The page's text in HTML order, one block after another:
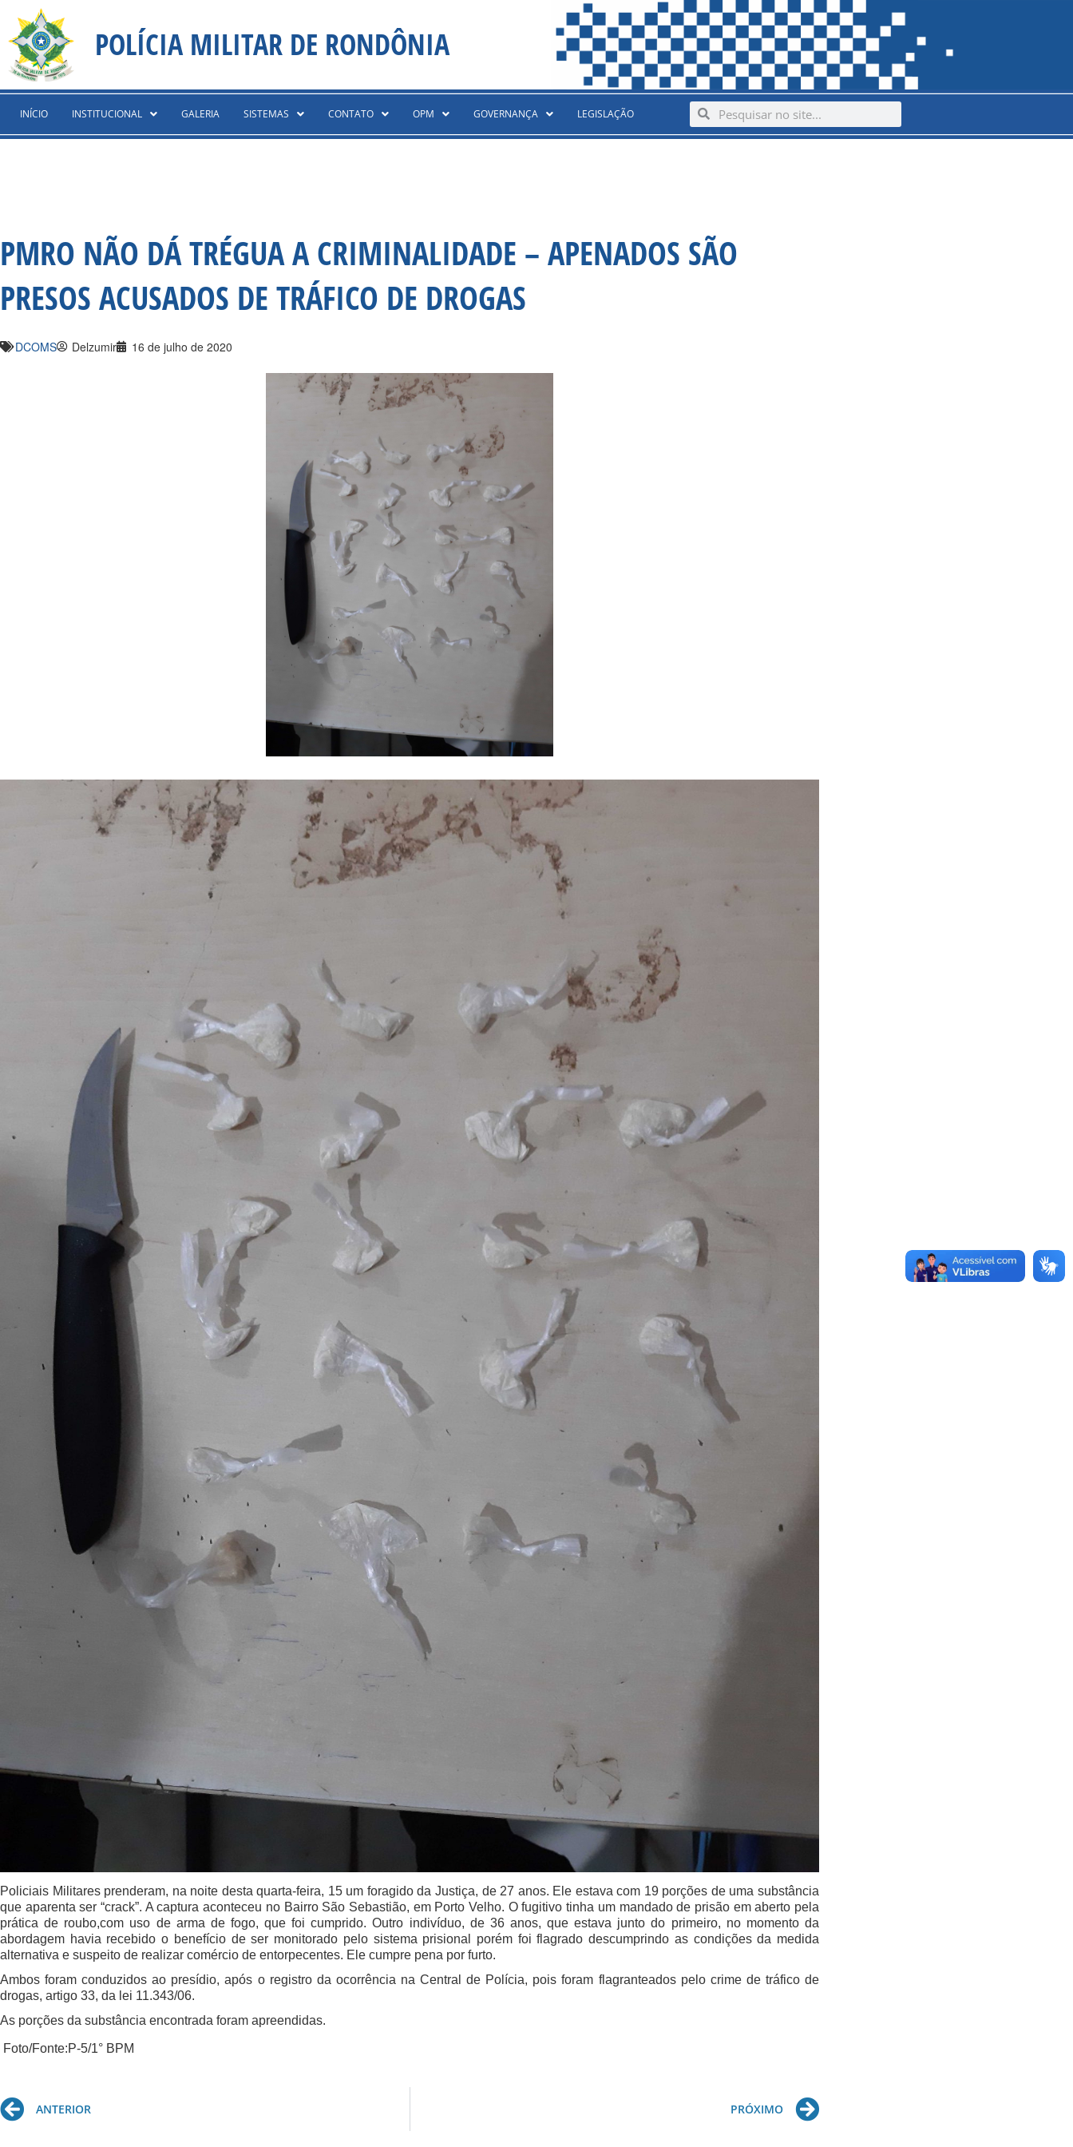
content
para
conteúdo
POLÍCIA MILITAR DE RONDÔNIA
INÍCIO INSTITUCIONAL GALERIA SISTEMAS CONTATO OPM GOVERNANÇA LEGISLAÇÃO SearchSearch
PMRO NÃO DÁ TRÉGUA A CRIMINALIDADE – APENADOS SÃO
PRESOS ACUSADOS DE TRÁFICO DE DROGAS
DCOMS Delzumir 16 de julho de 2020
Policiais Militares prenderam, na noite desta quarta-feira, 15 um foragido da Justiça, de 27 anos. Ele estava com 19 porções de uma substância
que aparenta ser “crack”. A captura aconteceu no Bairro São Sebastião, em Porto Velho. O fugitivo tinha um mandado de prisão em aberto pela
prática de roubo,com uso de arma de fogo, que foi cumprido. Outro indivíduo, de 36 anos, que estava junto do primeiro, no momento da
abordagem havia recebido o benefício de ser monitorado pelo sistema prisional porém foi flagrado descumprindo as condições da medida
alternativa e suspeito de realizar comércio de entorpecentes. Ele cumpre pena por furto.
Ambos foram conduzidos ao presídio, após o registro da ocorrência na Central de Polícia, pois foram flagranteados pelo crime de tráfico de
drogas, artigo 33, da lei 11.343/06.
As porções da substância encontrada foram apreendidas.
Foto/Fonte:P-5/1° BPM
Prev
ANTERIOR PRÓXIMO Next